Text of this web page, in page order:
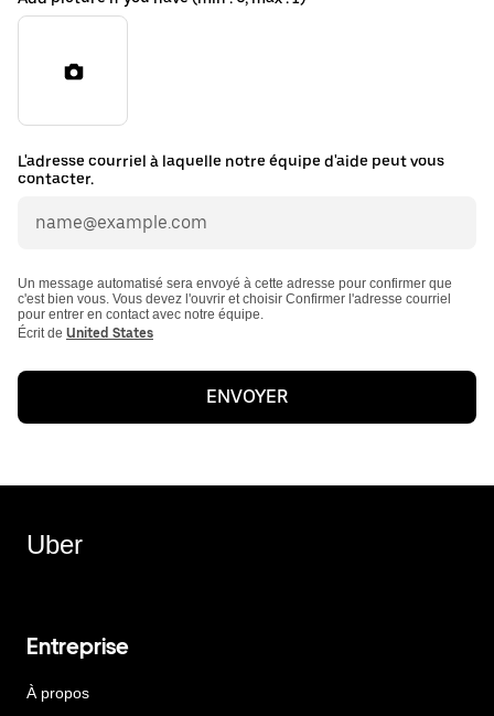
L'adresse courriel à laquelle notre équipe d'aide peut vous
contacter.
Un message automatisé sera envoyé à cette adresse pour confirmer que
c'est bien vous. Vous devez l'ouvrir et choisir Confirmer l'adresse courriel
pour entrer en contact avec notre équipe.
Écrit de United States
ENVOYER
Uber
Entreprise
À propos